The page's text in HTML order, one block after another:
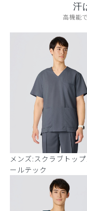
汗
高機能
メンズ:スクラブトッ
ールテック